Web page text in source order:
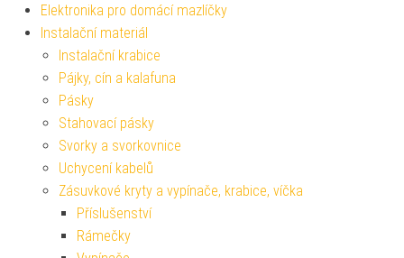
Elektronika pro domácí mazlíčky
Instalační materiál
Instalační krabice
Pájky, cín a kalafuna
Pásky
Stahovací pásky
Svorky a svorkovnice
Uchycení kabelů
Zásuvkové kryty a vypínače, krabice, víčka
Příslušenství
Rámečky